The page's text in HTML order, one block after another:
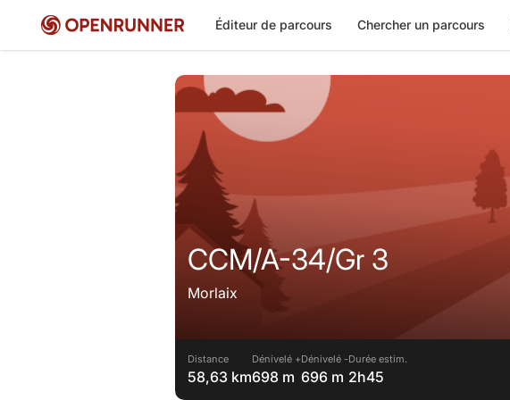
Éditeur de parcours Chercher un parcours
CCM/A-34/Gr 3
Morlaix
Distance
58,63 km
Dénivelé +
698 m
Dénivelé -
696 m
Durée estim.
2h45